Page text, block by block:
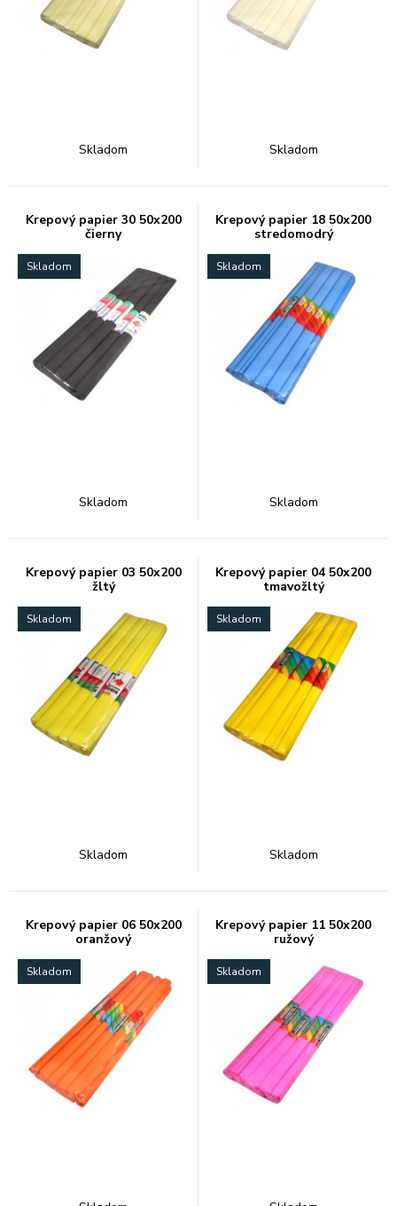
Skladom Skladom
Krepový papier 30 50x200
čierny
Skladom
Skladom
Krepový papier 18 50x200
stredomodrý
Skladom
Skladom
Krepový papier 03 50x200
žltý
Skladom
Skladom
Krepový papier 04 50x200
tmavožltý
Skladom
Skladom
Krepový papier 06 50x200
oranžový
Skladom
Krepový papier 11 50x200
ružový
Skladom